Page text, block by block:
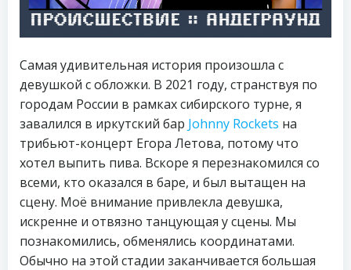
Самая удивительная история произошла с
девушкой с обложки. В 2021 году, странствуя по
городам России в рамках сибирского турне, я
завалился в иркутский бар Johnny Rockets на
трибьют-концерт Егора Летова, потому что
хотел выпить пива. Вскоре я перезнакомился со
всеми, кто оказался в баре, и был вытащен на
сцену. Моё внимание привлекла девушка,
искренне и отвязно танцующая у сцены. Мы
познакомились, обменялись координатами.
Обычно на этой стадии заканчивается большая